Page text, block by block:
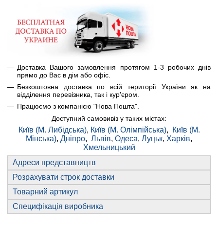
Доставка Вашого замовлення протягом 1-3 робочих днів
прямо до Вас в дім або офіс.
Безкоштовна доставка по всій території України як на
відділення перевізника, так і кур'єром.
Працюємо з компанією "Нова Пошта".
Доступний самовивіз у таких містах:
Київ (М. Либідська), Київ (М. Олімпійська),
Київ (М.
Мінська), Дніпро, Львів, Одеса, Луцьк, Харків,
Хмельницький
Адреси представництв
Розрахувати строк доставки
Товарний артикул
Специфікація виробника